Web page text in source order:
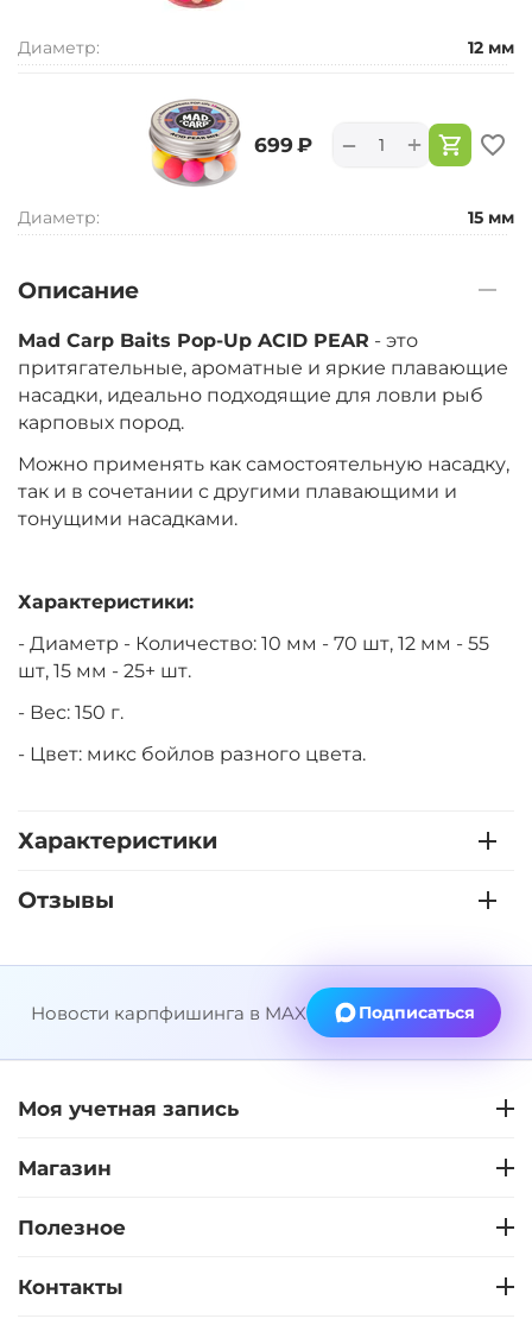
Диаметр: 12 мм
‍699‍ ₽ +
−
Диаметр: 15 мм
Описание
Mad Carp Baits Pop-Up ACID PEAR - это
притягательные, ароматные и яркие плавающие
насадки, идеально подходящие для ловли рыб
карповых пород.
Можно применять как самостоятельную насадку,
так и в сочетании с другими плавающими и
тонущими насадками.
Характеристики:
- Диаметр - Количество: 10 мм - 70 шт, 12 мм - 55
шт, 15 мм - 25+ шт.
- Вес: 150 г.
- Цвет: микс бойлов разного цвета.
Характеристики
Отзывы
Новости карпфишинга в MAX Подписаться
Моя учетная запись
Магазин
Полезное
Контакты